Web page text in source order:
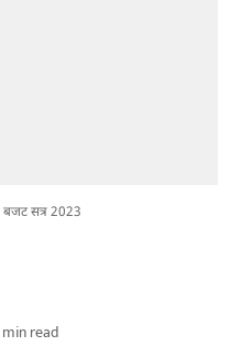
बजट सत्र 2023
min read